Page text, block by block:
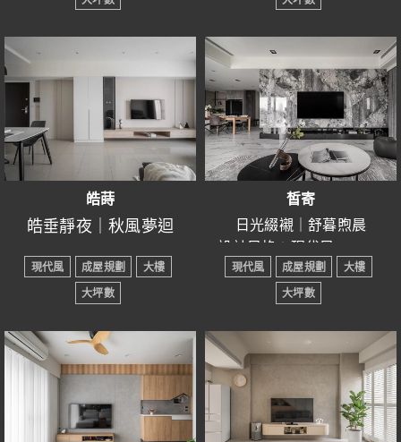
從風格、軟裝等一一翻
新，貼合業主需求設計最
完美的居家空間，
不僅風格、氛圍都升級，
也更符合業主的使用習
慣。
老屋格局容易偏狹窄，且
照明相較不足，導致室內
空間過於陰暗，使人感到
無力，影響在家休息的品
透過選擇較明亮的色調為
主體，例如淺色、白色、
木質色，再適時加入深色
平衡整體視覺，同時避免
生的書房也因此籠罩著閒
適的氛圍。暖陽暮色打在
冷衫木色的系統櫃上，閃
閃地乍現又忽地消逝在墨
色的鐵框周圍，彷彿能看
見完整的一齣朝榮落暮。
餐廳正頂端的燈泡從廚房
玻璃雙向式隔門反射、折
射投出的光影在低奢沉黯
的珞珞石造中島上小聲地
舞著，桌面上霎時變得歡
也不顯太過陰暗，和白色
系的櫥櫃及牆面有著鮮明
的對比。整體為簡約不失
溫馨的北歐風格。
● 室內坪數：21坪
● 房屋格局：2+1房2廳2衛
● 裝潢屋況：成屋規劃
● 主要建材：推拉門、洞
洞板、系統櫃、清水模
漆、乳膠漆…
-----------------------------------
小時候的熱血衝動，早已
在成年時不適用，不張揚
誇大，亦不柔弱好欺侮，
試著柔軟而堅毅，是每個
人必學的人生課題。
無壓的莫蘭迪玫瑰粉為公
領域增添一抹亮眼，低調
不浮誇，卻依舊令人目不
轉睛，搭配溫潤質感的木
● 室內坪數：26坪
● 房屋格局：4房2廳2衛
● 裝潢屋況：成屋規劃
● 主要建材：司曼特、鋁
框門、系統櫃、人造石、
六角磚…
-----------------------------------
一個能夠讓我們放慢腳
步，細細品味生活的地
方。
恰到好處的空間，融入了
似修非修，藏亦不藏的設
計手法。
在這樣的環境中，住戶能
夠卸下外界的壓力和繁
忙，找到屬於自己的寧靜
之地。
舒適空間一如秋日的白光
灑落，溫暖而不刺眼，讓
人情不自禁放慢腳步，細
細品味每一寸時光。承襲
著似修非修、藏亦不藏的
哲思，在恰到好處的氛圍
裡，空間宛如一個不言的
故事，將生活的細節隱藏
其中，卻又不失其本質。
淡雅的木質紋理與潔白牆
面的交錯，如秋陽輕拂大
地般不卑不亢，為家人帶
來安心感。大面衣櫃與半
開放系統櫥櫃使得收納空
間增加，除了利於維持空
間整潔外，展示層架更能
夠依照屋主喜好擺設展示
用品，創造屬於自身的歸
屬感。
空間於白藏的映照下，大
方中又顯內斂，每一刻都
彷彿隱藏著無限的可能與
純粹的生活美學，讓人得
以卸下外界的壓力與忙
碌，在舒適的環境中找到
屬於自己的庇護與平靜。
皓蒔
皓垂靜夜｜秋風夢迴
● 設計風格：現代風
● 所在區域：新竹縣竹北
● 室內坪數：23坪
● 房屋格局：3房2廳2衛
● 裝潢屋況：成屋規劃
● 主要建材：鋁框門、系
統櫃、木地板…
現代風 成屋規劃
大樓
大坪數
皙寄
日光綴襯｜舒暮煦晨
● 設計風格：現代風
● 所在區域：新竹縣竹北市
● 室內坪數：48坪
● 裝潢屋況：成屋規劃
● 主要建材：大理石、薄磚、
黑鏡、人造石、鐵件、鋁框推
拉門、玻璃、磁磚
現代風 成屋規劃
大樓
大坪數